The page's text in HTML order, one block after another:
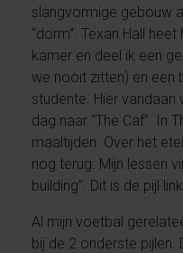
slangvormige gebouw
“dorm”. Texan Hall
kamer en deel ik een
we nooit zitten) en een
studente. Hier
dag naar “The Caf”. In
maaltijden. Over het
nog terug. Mijn lessen
building”. Dit is de pijl
Al mijn voetbal
bij de 2 onderste pijlen.